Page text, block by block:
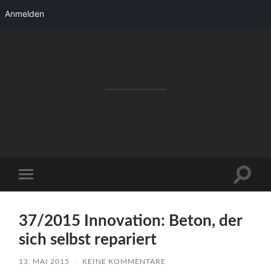
Anmelden
Mobile-
Menü
37/2015 Innovation: Beton, der
sich selbst repariert
13. MAI 2015 / KEINE KOMMENTARE